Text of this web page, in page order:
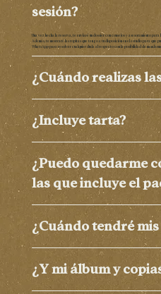
sesión?
Una vez hecha la reserva, te enviaré un dossier con consejos y asesoramiento
Además, te mostraré las ropitas que tengo a tu disposición en el estudio para que
WhatsApp para resolver cualquier duda al respecto con la posibilidad de
¿Cuándo realizas
¿Incluye tarta?
¿Puedo quedarme
las que incluye el
¿Cuándo tendré
¿Y mi álbum y